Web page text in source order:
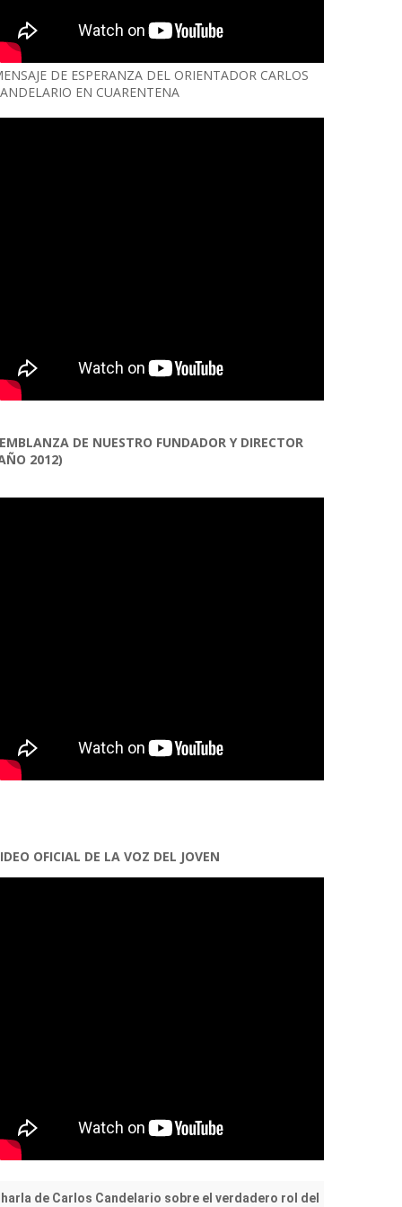
DE ESPERANZA DEL ORIENTADOR CARLOS
EN CUARENTENA
DE NUESTRO FUNDADOR Y DIRECTOR
2012)
OFICIAL DE LA VOZ DEL JOVEN
de Carlos Candelario sobre el verdadero rol del